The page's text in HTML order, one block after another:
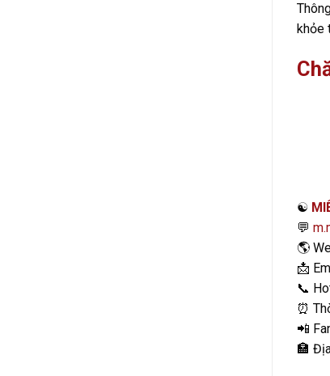
khỏe
☯️
💬
🌎
📩
📞
⏰
📲
🏣